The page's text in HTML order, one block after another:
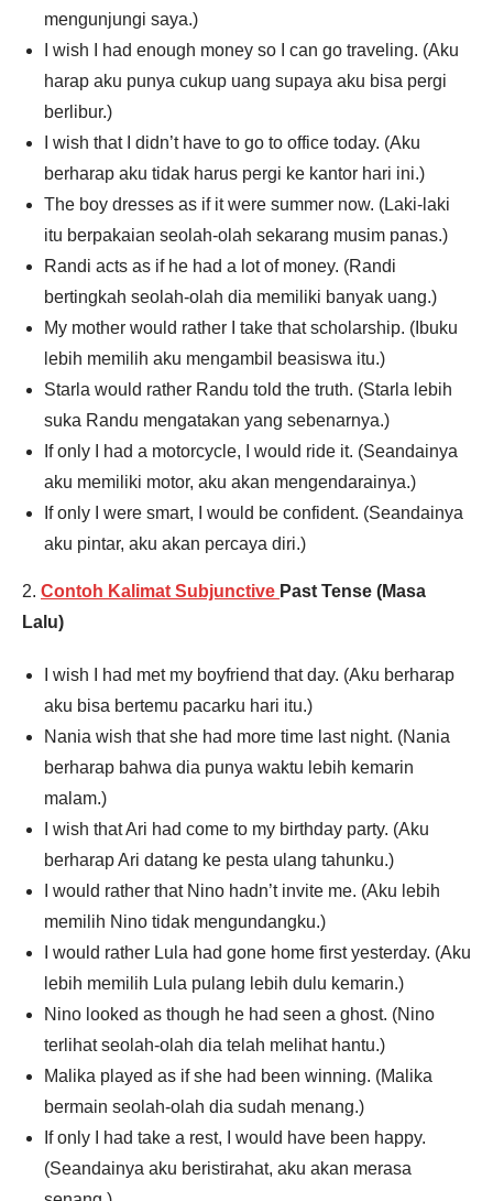
mengunjungi saya.)
I wish I had enough money so I can go traveling. (Aku
harap aku punya cukup uang supaya aku bisa pergi
berlibur.)
I wish that I didn’t have to go to office today. (Aku
berharap aku tidak harus pergi ke kantor hari ini.)
The boy dresses as if it were summer now. (Laki-laki
itu berpakaian seolah-olah sekarang musim panas.)
Randi acts as if he had a lot of money. (Randi
bertingkah seolah-olah dia memiliki banyak uang.)
My mother would rather I take that scholarship. (Ibuku
lebih memilih aku mengambil beasiswa itu.)
Starla would rather Randu told the truth. (Starla lebih
suka Randu mengatakan yang sebenarnya.)
If only I had a motorcycle, I would ride it. (Seandainya
aku memiliki motor, aku akan mengendarainya.)
If only I were smart, I would be confident. (Seandainya
aku pintar, aku akan percaya diri.)
2. Contoh Kalimat Subjunctive Past Tense (Masa
Lalu)
I wish I had met my boyfriend that day. (Aku berharap
aku bisa bertemu pacarku hari itu.)
Nania wish that she had more time last night. (Nania
berharap bahwa dia punya waktu lebih kemarin
malam.)
I wish that Ari had come to my birthday party. (Aku
berharap Ari datang ke pesta ulang tahunku.)
I would rather that Nino hadn’t invite me. (Aku lebih
memilih Nino tidak mengundangku.)
I would rather Lula had gone home first yesterday. (Aku
lebih memilih Lula pulang lebih dulu kemarin.)
Nino looked as though he had seen a ghost. (Nino
terlihat seolah-olah dia telah melihat hantu.)
Malika played as if she had been winning. (Malika
bermain seolah-olah dia sudah menang.)
If only I had take a rest, I would have been happy.
(Seandainya aku beristirahat, aku akan merasa